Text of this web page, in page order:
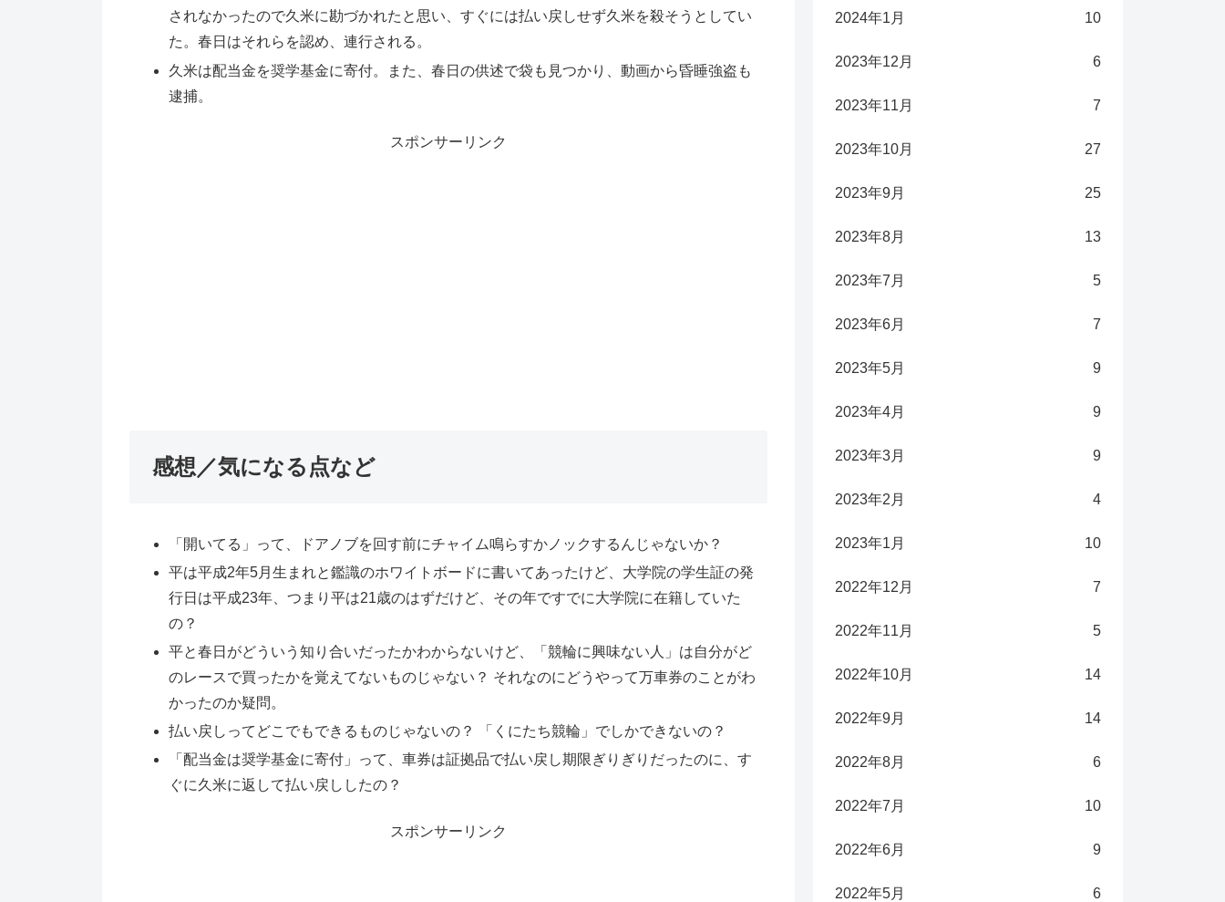
されなかったので久米に勘づかれたと思い、すぐには払い戻しせず久米を殺そうとしてい
た。春日はそれらを認め、連行される。
久米は配当金を奨学基金に寄付。また、春日の供述で袋も見つかり、動画から昏睡強盗も
逮捕。
スポンサーリンク
感想／気になる点など
「開いてる」って、ドアノブを回す前にチャイム鳴らすかノックするんじゃないか？
平は平成2年5月生まれと鑑識のホワイトボードに書いてあったけど、大学院の学生証の発
行日は平成23年、つまり平は21歳のはずだけど、その年ですでに大学院に在籍していた
の？
平と春日がどういう知り合いだったかわからないけど、「競輪に興味ない人」は自分がど
のレースで買ったかを覚えてないものじゃない？ それなのにどうやって万車券のことがわ
かったのか疑問。
払い戻しってどこでもできるものじゃないの？ 「くにたち競輪」でしかできないの？
「配当金は奨学基金に寄付」って、車券は証拠品で払い戻し期限ぎりぎりだったのに、す
ぐに久米に返して払い戻ししたの？
スポンサーリンク
2024年1月 10
2023年12月 6
2023年11月 7
2023年10月 27
2023年9月 25
2023年8月 13
2023年7月 5
2023年6月 7
2023年5月 9
2023年4月 9
2023年3月 9
2023年2月 4
2023年1月 10
2022年12月 7
2022年11月 5
2022年10月 14
2022年9月 14
2022年8月 6
2022年7月 10
2022年6月 9
2022年5月 6